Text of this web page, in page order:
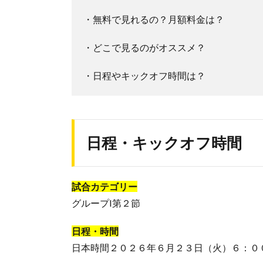
・無料で見れるの？月額料金は？
・どこで見るのがオススメ？
・日程やキックオフ時間は？
日程・キックオフ時間
試合カテゴリー
グループI第２節
日程・時間
日本時間２０２６年６月２３日（火）６：０